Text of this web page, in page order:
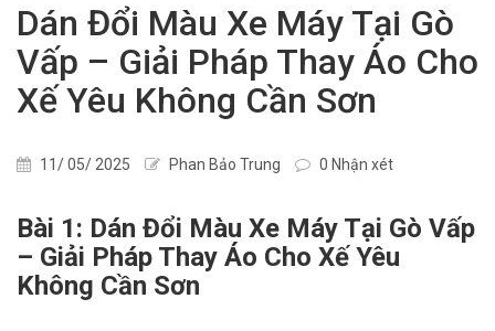
Dán Đổi Màu Xe Máy Tại Gò
Vấp – Giải Pháp Thay Áo Cho
Xế Yêu Không Cần Sơn
11/ 05/ 2025 Phan Bảo Trung 0 Nhận xét
Bài 1: Dán Đổi Màu Xe Máy Tại Gò Vấp
– Giải Pháp Thay Áo Cho Xế Yêu
Không Cần Sơn